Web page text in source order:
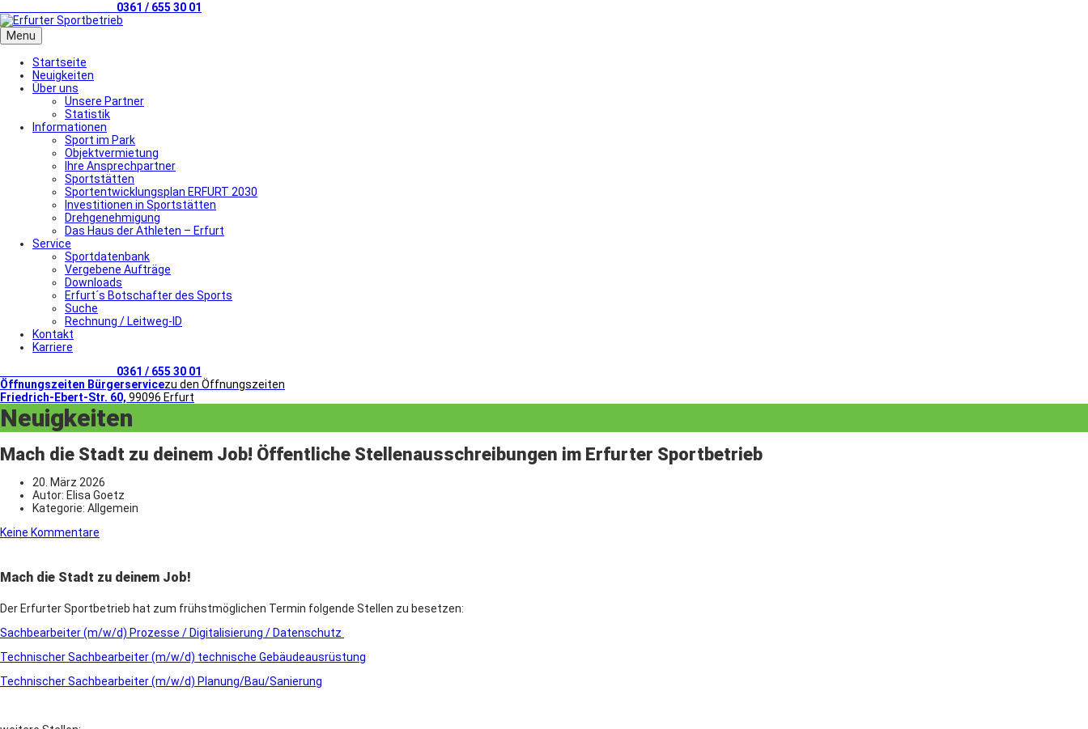
0361 / 655 30 01
Menu
Startseite
Neuigkeiten
Über uns
Unsere Partner
Statistik
Informationen
Sport im Park
Objektvermietung
Ihre Ansprechpartner
Sportstätten
Sportentwicklungsplan ERFURT 2030
Investitionen in Sportstätten
Drehgenehmigung
Das Haus der Athleten – Erfurt
Service
Sportdatenbank
Vergebene Aufträge
Downloads
Erfurt´s Botschafter des Sports
Suche
Rechnung / Leitweg-ID
Kontakt
Karriere
0361 / 655 30 01
Öffnungszeiten Bürgerservicezu den Öffnungszeiten
Friedrich-Ebert-Str. 60, 99096 Erfurt
Neuigkeiten
Mach die Stadt zu deinem Job! Öffentliche Stellenausschreibungen im Erfurter Sportbetrieb
20. März 2026
Autor: Elisa Goetz
Kategorie: Allgemein
Keine Kommentare
Mach die Stadt zu deinem Job!
Der Erfurter Sportbetrieb hat zum frühstmöglichen Termin folgende Stellen zu besetzen:
Sachbearbeiter (m/w/d) Prozesse / Digitalisierung / Datenschutz
Technischer Sachbearbeiter (m/w/d) technische Gebäudeausrüstung
Technischer Sachbearbeiter (m/w/d) Planung/Bau/Sanierung